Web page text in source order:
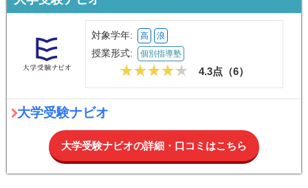
対象学年: 高 浪
授業形式: 個別指導塾
4.3点（6）
大学受験ナビオ
大学受験ナビオの詳細・口コミはこちら